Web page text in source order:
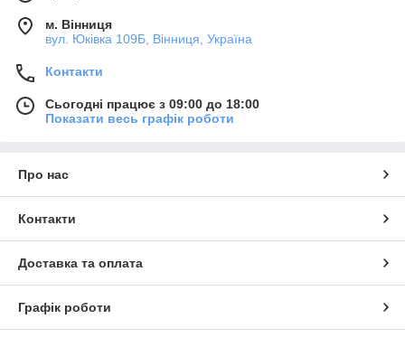
м. Вінниця
вул. Юківка 109Б, Вінниця, Україна
Контакти
Сьогодні працює з 09:00 до 18:00
Показати весь графік роботи
Про нас
Контакти
Доставка та оплата
Графік роботи